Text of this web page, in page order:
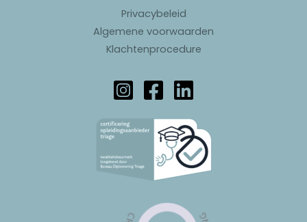
Privacybeleid
Algemene voorwaarden
Klachtenprocedure